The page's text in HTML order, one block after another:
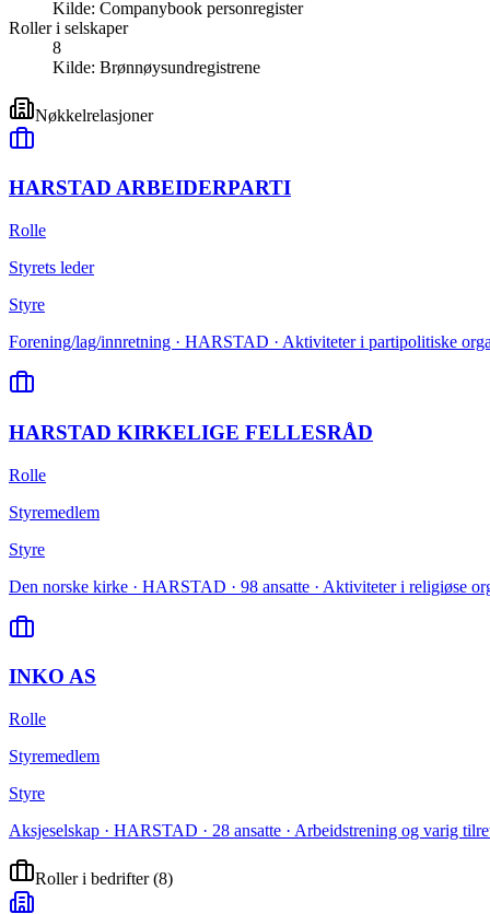
Kilde: Companybook personregister
Roller i selskaper
8
Kilde: Brønnøysundregistrene
Nøkkelrelasjoner
HARSTAD ARBEIDERPARTI
Rolle
Styrets leder
Styre
Forening/lag/innretning · HARSTAD · Aktiviteter i partipolitiske
HARSTAD KIRKELIGE FELLESRÅD
Rolle
Styremedlem
Styre
Den norske kirke · HARSTAD · 98 ansatte · Aktiviteter i religiøse
INKO AS
Rolle
Styremedlem
Styre
Aksjeselskap · HARSTAD · 28 ansatte · Arbeidstrening og varig
Roller i bedrifter(8)